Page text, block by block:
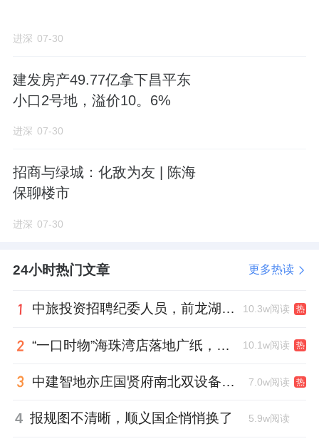
两排小高层之间宽阔的绿地上，设置有两排地
面停车位。
大约74辆，可经由东侧2号门出入小区。
户型+赠送
南向三面宽。
从案名到产品，和龙樾海序都大差不差。
赠送也是比较豪华的：
1、南向通面宽开敞阳台，进深1.8米；
2、北向可以叫设备平台，但是进深也达到了
进深 07-30
建发房产49.77亿拿下昌平东
小口2号地，溢价10。6%
进深 07-30
招商与绿城：化敌为友 | 陈海
保聊楼市
进深 07-30
24小时热门文章 更多热读
中旅投资招聘纪委人员，前龙湖副总裁胡若翔掌舵 10.3w阅读 热
“一口时物”海珠湾店落地广纸，越秀地产以“新鲜现制”商业新场景打造社区高品质生活 10.1w阅读 热
中建智地亦庄国贤府南北双设备平台，得房率创区域新高 7.0w阅读 热
4 报规图不清晰，顺义国企悄悄换了 5.9w阅读